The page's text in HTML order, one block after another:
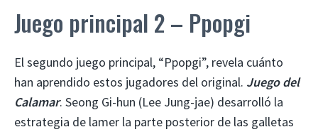
Juego principal 2 – Ppopgi
El segundo juego principal, “Ppopgi”, revela cuánto
han aprendido estos jugadores del original. Juego del
Calamar. Seong Gi-hun (Lee Jung-jae) desarrolló la
estrategia de lamer la parte posterior de las galletas